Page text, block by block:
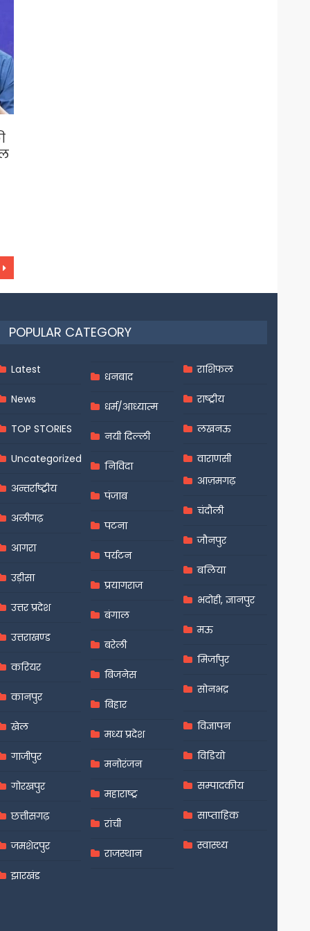
POPULAR CATEGORY
Latest
News
TOP STORIES
Uncategorized
अन्तर्राष्ट्रीय
अलीगढ़
आगरा
उड़ीसा
उत्तर प्रदेश
उत्तराखण्ड
करियर
कानपुर
खेल
गाजीपुर
गोरखपुर
छत्तीसगढ़
जमशेदपुर
झारखंड
धनबाद
धर्म/आध्यात्म
नयी दिल्ली
निविदा
पंजाब
पटना
पर्यटन
प्रयागराज
बंगाल
बरेली
बिजनेस
बिहार
मध्य प्रदेश
मनोरंजन
महाराष्ट्र
रांची
राजस्थान
राशिफल
राष्ट्रीय
लखनऊ
वाराणसी
आज़मगढ़
चंदौली
जौनपुर
बलिया
भदोही, ज्ञानपुर
मऊ
मिर्जापुर
सोनभद्र
विज्ञापन
विडियो
सम्पादकीय
साप्ताहिक
स्वास्थ्य